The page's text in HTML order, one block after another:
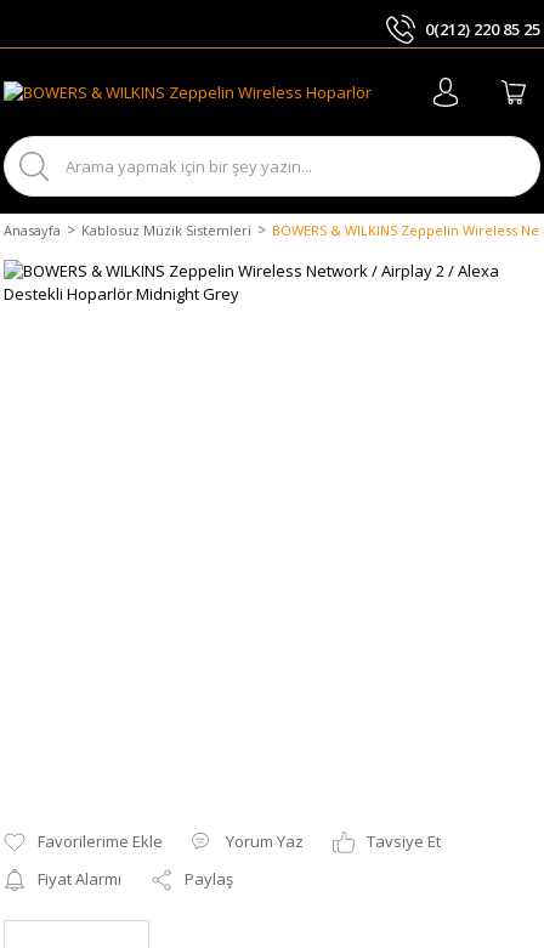
0(212) 220 85 25
Anasayfa Kablosuz Müzik Sistemleri BOWERS & WILKINS Zeppelin Wireless
Yorum Yaz
Tavsiye Et
Fiyat Alarmı
Paylaş